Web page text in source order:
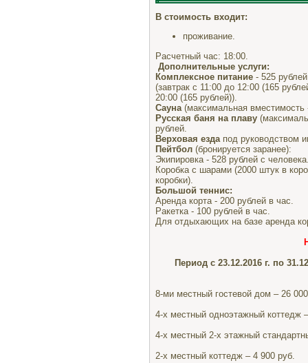
В стоимость входит:
проживание.
Расчетный час: 18:00.
Дополнительные услуги:
Комплексное питание - 525
(завтрак с 11:00 до 12:00 (165
20:00 (165 рублей)).
Сауна (максимальная вместимость
Русская баня на плаву
рублей.
Верховая езда под руководством
Пейтбол (бронируется заранее):
Экипировка - 528 рублей с
Коробка с шарами (2000 штук в
коробки).
Большой теннис:
Аренда корта - 200 рублей в час.
Ракетка - 100 рублей в час.
Для отдыхающих на базе аренда
Период с 23.12.2016 г. по
8-ми местный гостевой дом – 26
4-х местный одноэтажный коттедж
4-х местный 2-х этажный
2-х местный коттедж – 4 900 руб.